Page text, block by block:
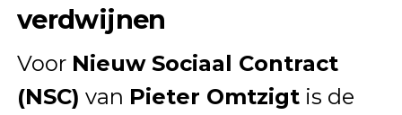
verdwijnen
Voor Nieuw Sociaal Contract
(NSC) van Pieter Omtzigtis de